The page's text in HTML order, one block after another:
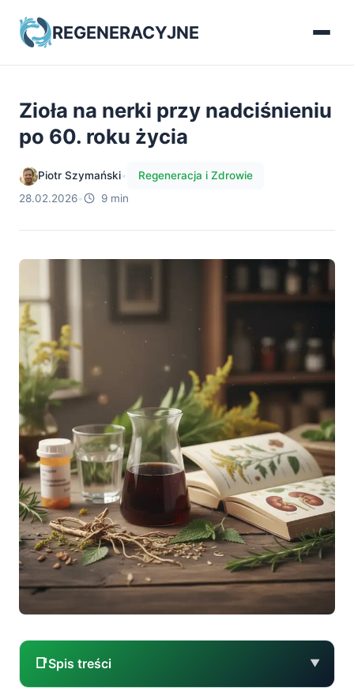
REGENERACYJNE
Zioła na nerki przy nadciśnieniu
po 60. roku życia
Piotr Szymański•
Regeneracja i Zdrowie
28.02.2026• 9 min
📑Spis treści ▼